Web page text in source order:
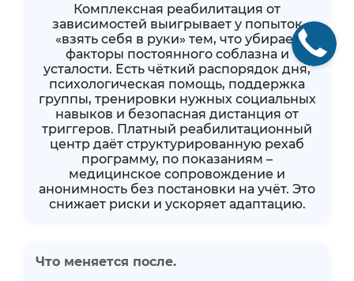
Комплексная реабилитация от
зависимостей выигрывает у попыток
«взять себя в руки» тем, что убирает
факторы постоянного соблазна и
усталости. Есть чёткий распорядок дня,
психологическая помощь, поддержка
группы, тренировки нужных социальных
навыков и безопасная дистанция от
триггеров. Платный реабилитационный
центр даёт структурированную рехаб
программу, по показаниям –
медицинское сопровождение и
анонимность без постановки на учёт. Это
снижает риски и ускоряет адаптацию.
Что меняется после.